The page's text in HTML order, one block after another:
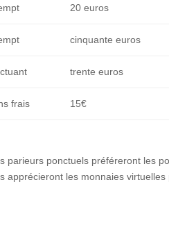
20 euros
cinquante euros
trente euros
frais 15€
parieurs ponctuels préféreront les
apprécieront les monnaies virtuelles